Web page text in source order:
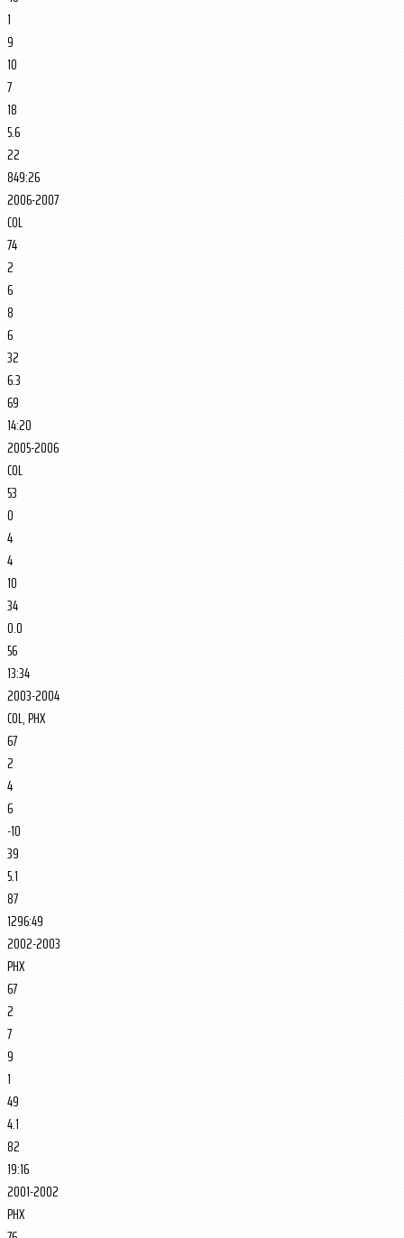
1
9
10
7
18
5.6
22
849:26
2006-2007
COL
74
2
6
8
6
32
6.3
69
14:20
2005-2006
COL
53
0
4
4
10
34
0.0
56
13:34
2003-2004
COL, PHX
67
2
4
6
-10
39
5.1
87
1296:49
2002-2003
PHX
67
2
7
9
1
49
4.1
82
19:16
2001-2002
PHX